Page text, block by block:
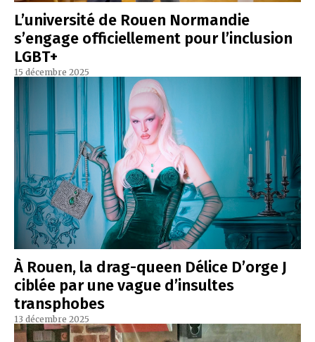
L’université de Rouen Normandie
s’engage officiellement pour l’inclusion
LGBT+
15 décembre 2025
À Rouen, la drag-queen Délice D’orge J
ciblée par une vague d’insultes
transphobes
13 décembre 2025